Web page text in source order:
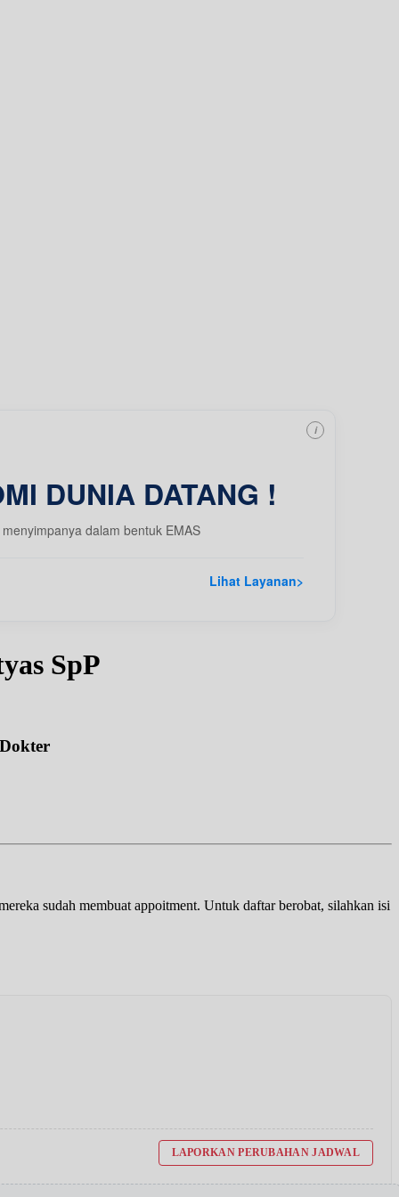
DUNIA DATANG !
dalam bentuk EMAS
Lihat Layanan>
i
SpP
sudah membuat appoitment. Untuk daftar berobat, silahkan isi
LAPORKAN PERUBAHAN JADWAL